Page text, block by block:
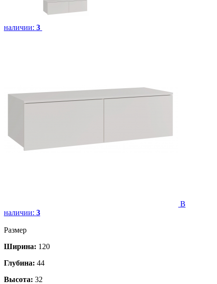
наличии: 3
В
наличии: 3
Размер
Ширина: 120
Глубина: 44
Высота: 32